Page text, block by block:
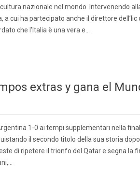
nazionale nel mondo. Intervenendo
cui ha partecipato anche il direttore dell’Iic
che l’Italia è una vera e…
extras y gana el
1-0 ai tempi supplementari nella
il secondo titolo della sua storia
di ripetere il trionfo del Qatar e segna la